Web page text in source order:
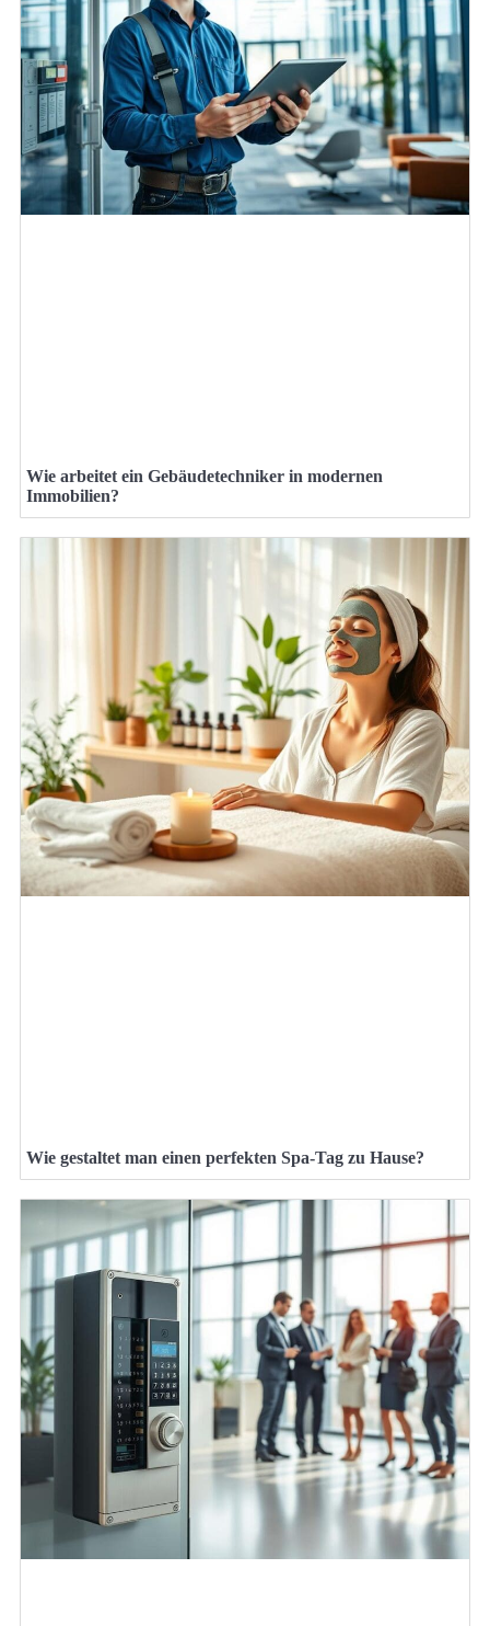
Wie arbeitet ein Gebäudetechniker in modernen
Immobilien?
Wie gestaltet man einen perfekten Spa-Tag zu Hause?